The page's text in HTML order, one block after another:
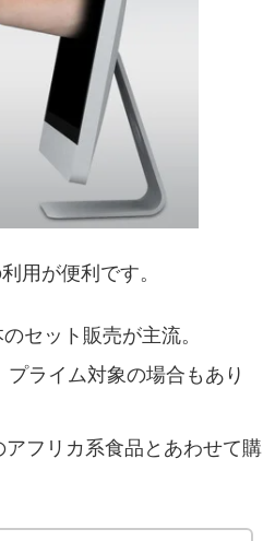
用が便利です。
セット販売が主流。
ライム対象の場合もあり
フリカ系食品とあわせて購